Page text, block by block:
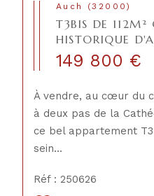
Auch (32000)
T3BIS DE 112M²
HISTORIQUE
149 800 €
À vendre, au cœur du
à deux pas de la
ce bel appartement
sein...
Réf : 250626